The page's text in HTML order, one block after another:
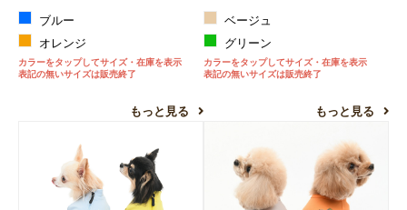
ブルー
オレンジ
カラーをタップしてサイズ・在庫を表示
表記の無いサイズは販売終了
もっと見る
ベージュ
グリーン
カラーをタップしてサイズ・在庫を表示
表記の無いサイズは販売終了
もっと見る